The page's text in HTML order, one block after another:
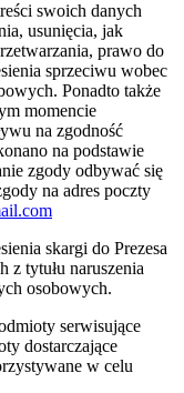
swoich danych
usunięcia, jak
prawo do
sprzeciwu wobec
Ponadto także
momencie
na zgodność
na podstawie
zgody odbywać się
na adres poczty
skargi do Prezesa
tytułu naruszenia
osobowych.
serwisujące
dostarczające
w celu